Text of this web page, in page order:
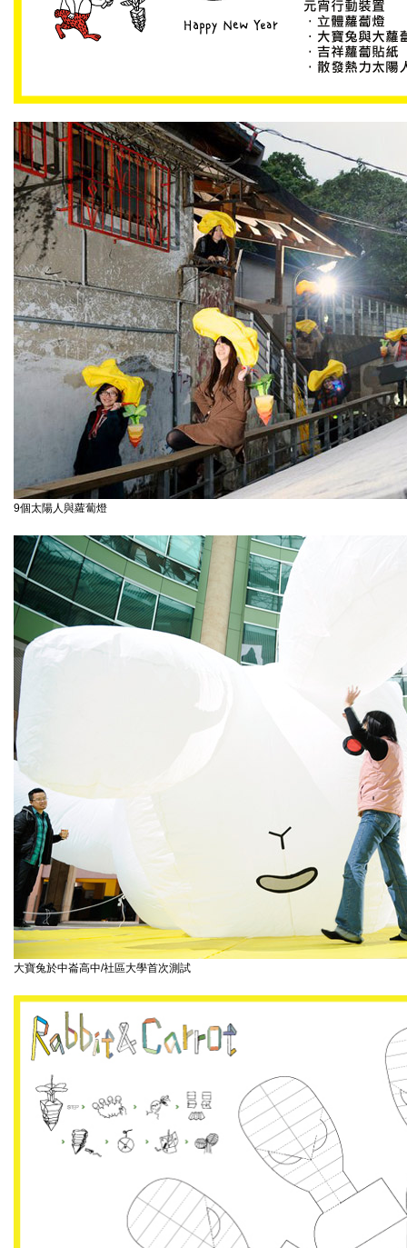
9個太陽人與蘿蔔燈
大寶兔於中崙高中/社區大學首次測試